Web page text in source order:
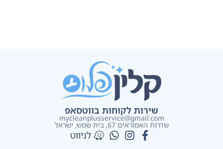
שירות לקוחות בווטסאפ
mycleanplusservice@gmail.com
שדרות האמוראים 67, בית שמש​, ישראל
לניווט